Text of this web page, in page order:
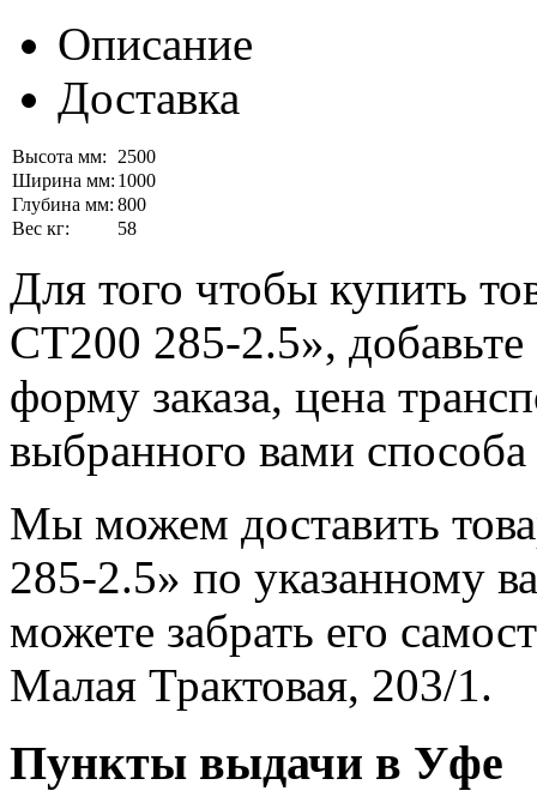
Описание
Доставка
Высота мм:
2500
Ширина мм: 1000
Глубина мм: 800
Вес кг:
58
Для того чтобы купить
СТ200 285-2.5», добавьте
форму заказа, цена
выбранного вами способа
Мы можем доставить
285-2.5» по указанному
можете забрать его
Малая Трактовая, 203/1.
Пункты выдачи в Уфе